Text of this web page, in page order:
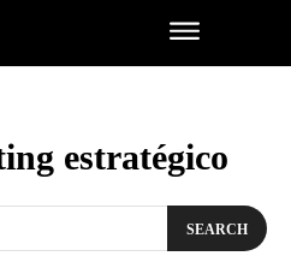
estratégico
SEARCH